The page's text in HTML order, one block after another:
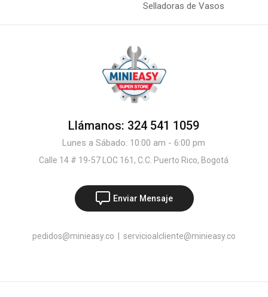
Selladoras de Vasos
Llámanos: 324 541 1059
Lunes a Sábado: 10:00 am - 6:00 pm
Calle 14 # 19-57 LOC 161, C.C. Puerto Rico, Bogotá
Enviar Mensaje
pedidos@minieasy.co servicioalcliente@minieasy.co